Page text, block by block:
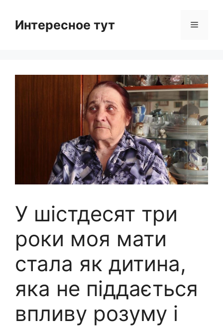
contentИнтересное тут Menu
У шістдесят три
роки моя мати
стала як дитина,
яка не піддається
впливу розуму і